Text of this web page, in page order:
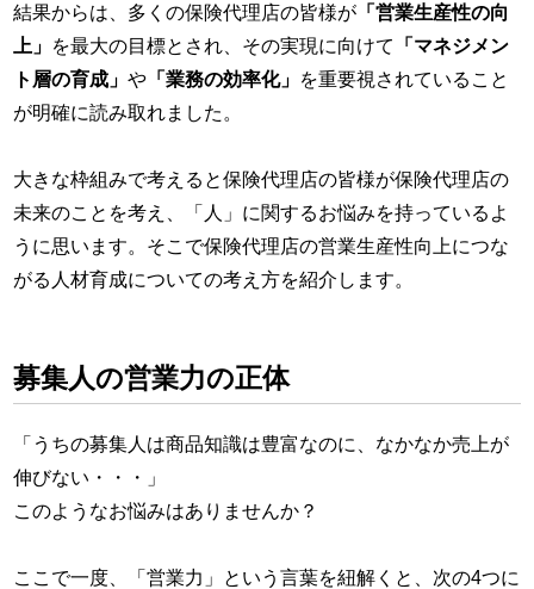
結果からは、多くの保険代理店の皆様が 「営業生産性の向
上」 を最大の目標とされ、その実現に向けて
「マネジメン
ト層の育成」や 「業務の効率化」 を重要視されていること
が明確に読み取れました。
大きな枠組みで考えると保険代理店の皆様が保険代理店の
未来のことを考え、「人」に関するお悩みを持っているよ
うに思います。そこで保険代理店の営業生産性向上につな
がる人材育成についての考え方を紹介します。
募集人の営業力の正体
「うちの募集人は商品知識は豊富なのに、なかなか売上が
伸びない・・・」
このようなお悩みはありませんか？
ここで一度、「営業力」という言葉を紐解くと、次の4つに